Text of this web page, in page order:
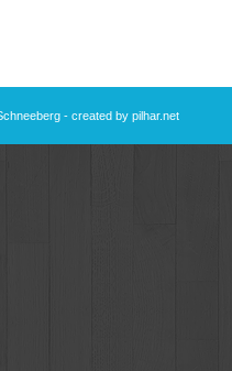
- created by pilhar.net